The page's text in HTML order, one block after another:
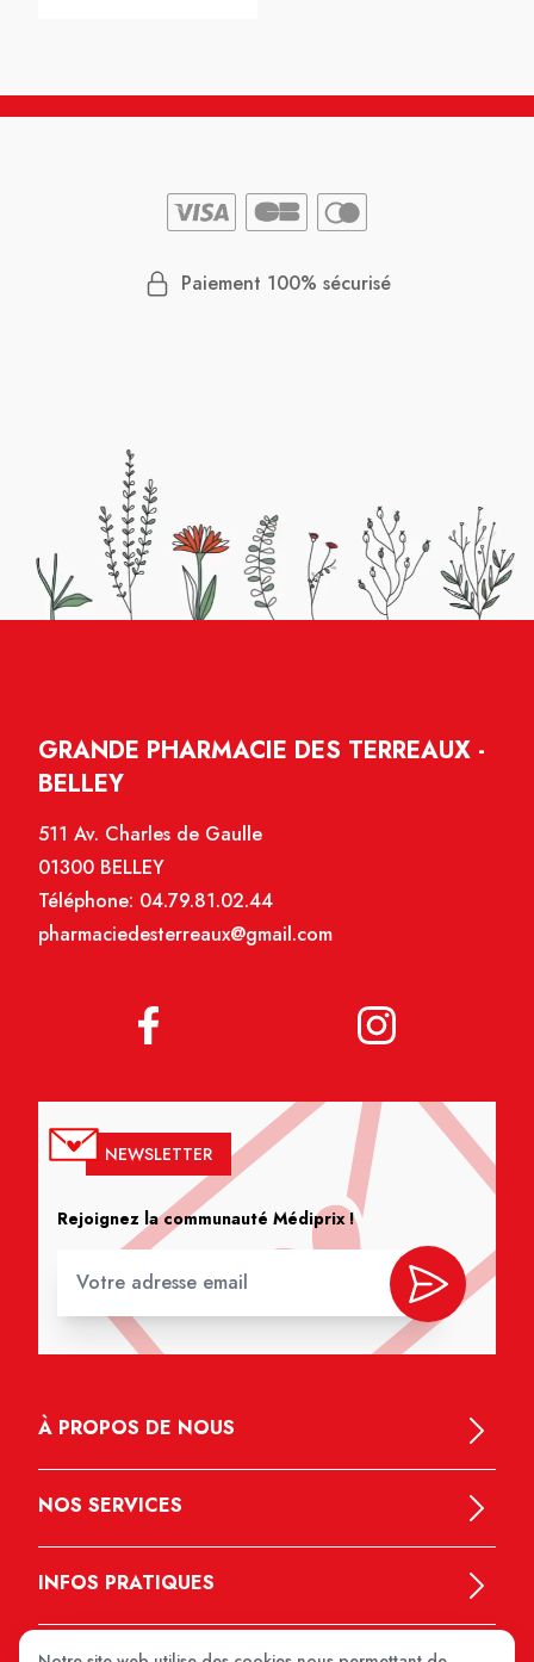
Paiement 100% sécurisé
GRANDE PHARMACIE DES TERREAUX -
BELLEY
511 Av. Charles de Gaulle
01300 BELLEY
Téléphone: 04.79.81.02.44
pharmaciedesterreaux@gmail.com
NEWSLETTER
Rejoignez la communauté Médiprix !
À PROPOS DE NOUS
NOS SERVICES
INFOS PRATIQUES